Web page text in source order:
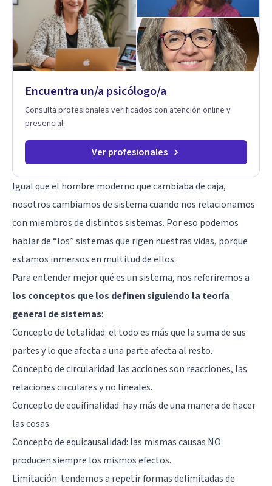
Encuentra un/a psicólogo/a
Consulta profesionales verificados con atención online y
presencial.
Ver profesionales
Igual que el hombre moderno que cambiaba de caja,
nosotros cambiamos de sistema cuando nos relacionamos
con miembros de distintos sistemas. Por eso podemos
hablar de “los” sistemas que rigen nuestras vidas, porque
estamos inmersos en multitud de ellos.
Para entender mejor qué es un sistema, nos referiremos a
los conceptos que los definen siguiendo la teoría
general de sistemas:
Concepto de totalidad: el todo es más que la suma de sus
partes y lo que afecta a una parte afecta al resto.
Concepto de circularidad: las acciones son reacciones, las
relaciones circulares y no lineales.
Concepto de equifinalidad: hay más de una manera de hacer
las cosas.
Concepto de equicausalidad: las mismas causas NO
producen siempre los mismos efectos.
Limitación: tendemos a repetir formas delimitadas de